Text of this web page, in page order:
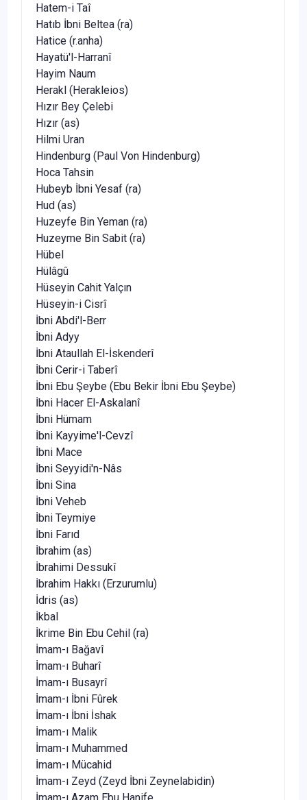
Hatem-i Taî
Hatıb İbni Beltea (ra)
Hatice (r.anha)
Hayatü'l-Harranî
Hayim Naum
Herakl (Herakleios)
Hızır Bey Çelebi
Hızır (as)
Hilmi Uran
Hindenburg (Paul Von Hindenburg)
Hoca Tahsin
Hubeyb İbni Yesaf (ra)
Hud (as)
Huzeyfe Bin Yeman (ra)
Huzeyme Bin Sabit (ra)
Hübel
Hülâgû
Hüseyin Cahit Yalçın
Hüseyin-i Cisrî
İbni Abdi'l-Berr
İbni Adyy
İbni Ataullah El-İskenderî
İbni Cerir-i Taberî
İbni Ebu Şeybe (Ebu Bekir İbni Ebu Şeybe)
İbni Hacer El-Askalanî
İbni Hümam
İbni Kayyime'l-Cevzî
İbni Mace
İbni Seyyidi'n-Nâs
İbni Sina
İbni Veheb
İbni Teymiye
İbni Farıd
İbrahim (as)
İbrahimi Dessukî
İbrahim Hakkı (Erzurumlu)
İdris (as)
İkbal
İkrime Bin Ebu Cehil (ra)
İmam-ı Bağavî
İmam-ı Buharî
İmam-ı Busayrî
İmam-ı İbni Fûrek
İmam-ı İbni İshak
İmam-ı Malik
İmam-ı Muhammed
İmam-ı Mücahid
İmam-ı Zeyd (Zeyd İbni Zeynelabidin)